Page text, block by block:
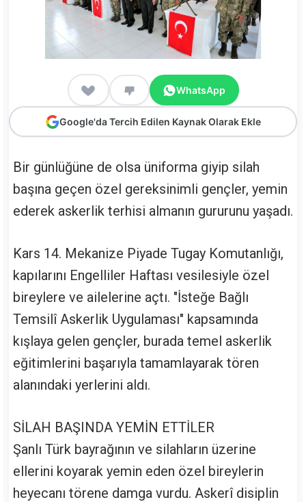
WhatsApp
Google'da Tercih Edilen Kaynak Olarak Ekle
Bir günlüğüne de olsa üniforma giyip silah
başına geçen özel gereksinimli gençler, yemin
ederek askerlik terhisi almanın gururunu yaşadı.
Kars 14. Mekanize Piyade Tugay Komutanlığı,
kapılarını Engelliler Haftası vesilesiyle özel
bireylere ve ailelerine açtı. "İsteğe Bağlı
Temsilî Askerlik Uygulaması" kapsamında
kışlaya gelen gençler, burada temel askerlik
eğitimlerini başarıyla tamamlayarak tören
alanındaki yerlerini aldı.
SİLAH BAŞINDA YEMİN ETTİLER
Şanlı Türk bayrağının ve silahların üzerine
ellerini koyarak yemin eden özel bireylerin
heyecanı törene damga vurdu. Askerî disiplin